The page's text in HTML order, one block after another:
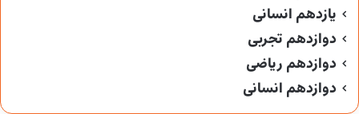
یازدهم انسانی
دوازدهم تجربی
دوازدهم ریاضی
دوازدهم انسانی